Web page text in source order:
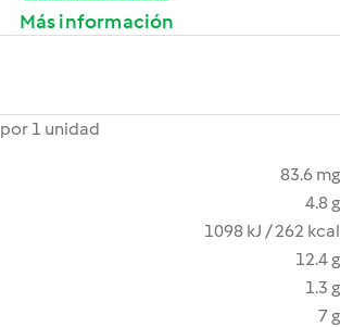
Más información
por 1 unidad
83.6 mg
4.8 g
1098 kJ / 262 kcal
12.4 g
1.3 g
7 g